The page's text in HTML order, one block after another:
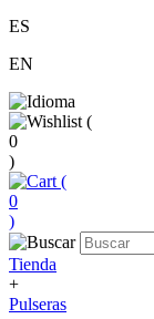
ES
EN
(
0
)
(
0
)
Tienda
+
Pulseras